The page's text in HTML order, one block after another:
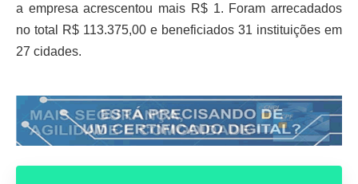
a empresa acrescentou mais R$ 1. Foram arrecadados
no total R$ 113.375,00 e beneficiados 31 instituições em
27 cidades.